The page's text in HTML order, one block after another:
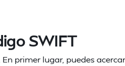
SWIFT
. En primer lugar, puedes